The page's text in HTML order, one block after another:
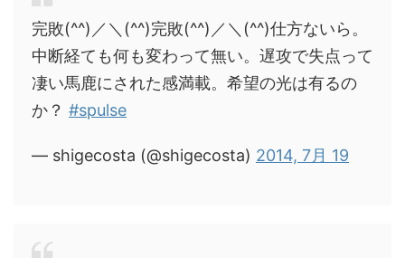
完敗(^^)／＼(^^)完敗(^^)／＼(^^)仕方ないら。
中断経ても何も変わって無い。遅攻で失点って
凄い馬鹿にされた感満載。希望の光は有るの
か？ #spulse
— shigecosta (@shigecosta) 2014, 7月 19